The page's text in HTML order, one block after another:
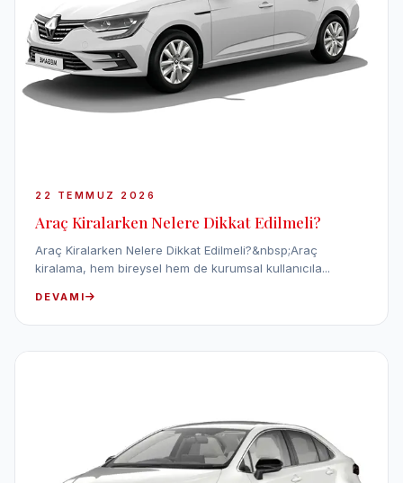
22 TEMMUZ 2026
Araç Kiralarken Nelere Dikkat Edilmeli?
Araç Kiralarken Nelere Dikkat Edilmeli?&nbsp;Araç
kiralama, hem bireysel hem de kurumsal kullanıcıla...
DEVAMI